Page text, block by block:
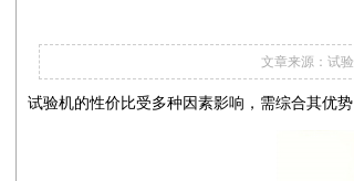
文章来源：试
试验机的性价比受多种因素影响，需综合其优